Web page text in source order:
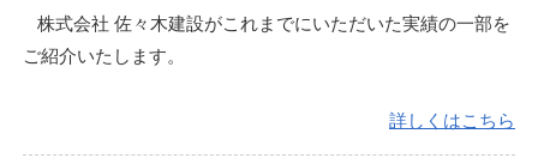
株式会社 佐々木建設がこれまでにいただいた実績の一部を
ご紹介いたします。
詳しくはこちら